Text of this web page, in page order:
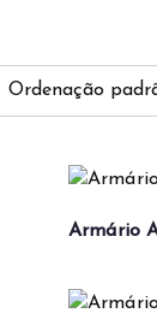
Armário